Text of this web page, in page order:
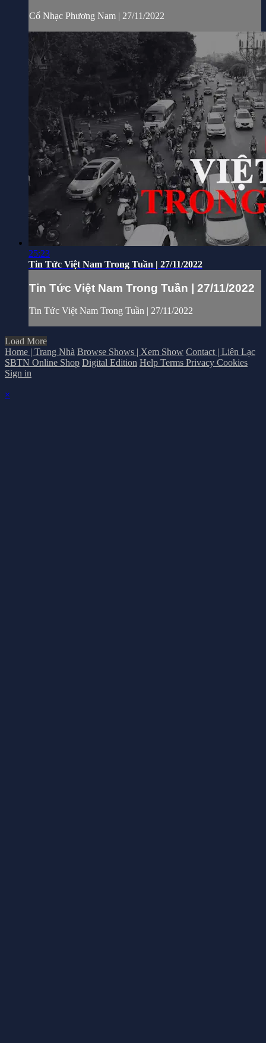
Cổ Nhạc Phương Nam | 27/11/2022
25:23
Tin Tức Việt Nam Trong Tuần | 27/11/2022
Tin Tức Việt Nam Trong Tuần | 27/11/2022
Tin Tức Việt Nam Trong Tuần | 27/11/2022
Load More
Home | Trang Nhà Browse Shows | Xem Show Contact | Liên Lạc
SBTN Online Shop Digital Edition Help Terms Privacy Cookies
Sign in
×